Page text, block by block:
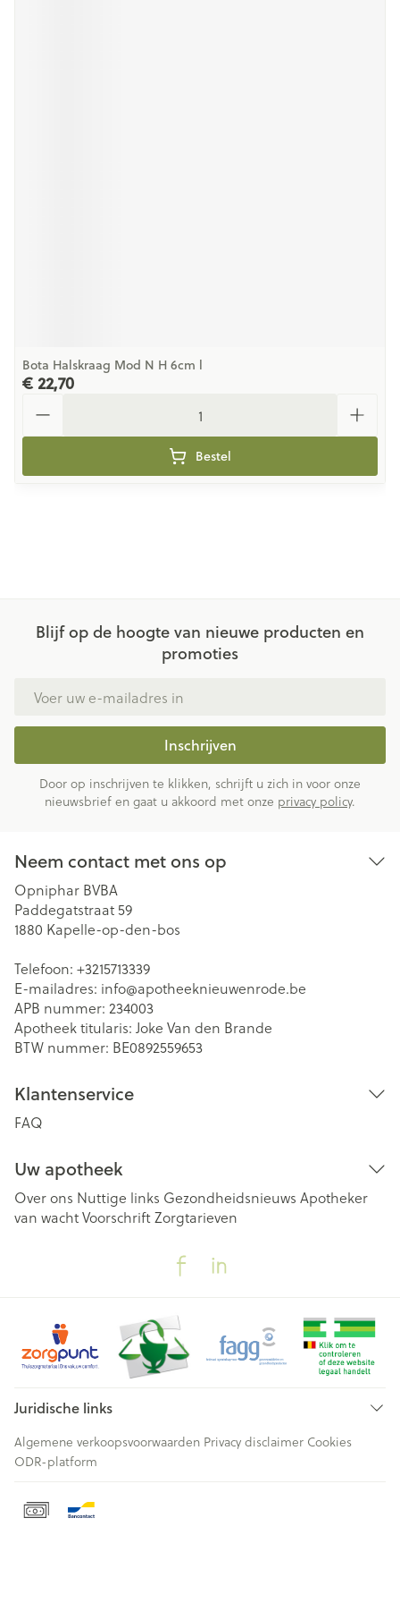
Bota Halskraag Mod N H 6cm l
€ 22,70
Bestel
Blijf op de hoogte van nieuwe producten en
promoties
Inschrijven
Door op inschrijven te klikken, schrijft u zich in voor onze
nieuwsbrief en gaat u akkoord met onze privacy policy.
Neem contact met ons op
Opniphar BVBA
Paddegatstraat 59
1880 Kapelle-op-den-bos
Telefoon: +3215713339
E-mailadres: info@apotheeknieuwenrode.be
APB nummer: 234003
Apotheek titularis: Joke Van den Brande
BTW nummer: BE0892559653
Klantenservice
FAQ
Uw apotheek
Over ons Nuttige links Gezondheidsnieuws Apotheker
van wachtVoorschriftZorgtarieven
Juridische links
Algemene verkoopsvoorwaarden Privacy disclaimer Cookies
ODR-platform